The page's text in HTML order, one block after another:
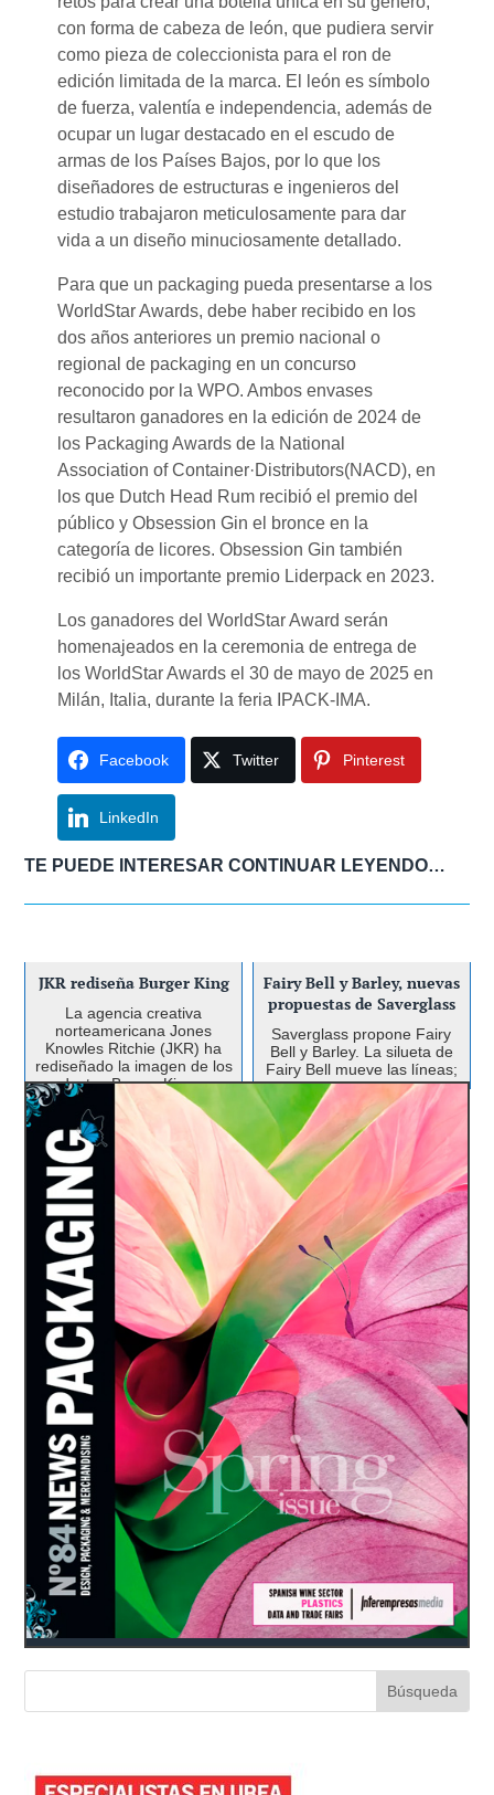
con forma de cabeza de león, que pudiera servir
como pieza de coleccionista para el ron de
edición limitada de la marca. El león es símbolo
de fuerza, valentía e independencia, además de
ocupar un lugar destacado en el escudo de
armas de los Países Bajos, por lo que los
diseñadores de estructuras e ingenieros del
estudio trabajaron meticulosamente para dar
vida a un diseño minuciosamente detallado.
Para que un packaging pueda presentarse a los
WorldStar Awards, debe haber recibido en los
dos años anteriores un premio nacional o
regional de packaging en un concurso
reconocido por la WPO. Ambos envases
resultaron ganadores en la edición de 2024 de
los Packaging Awards de la National
Association of Container·Distributors(NACD), en
los que Dutch Head Rum recibió el premio del
público y Obsession Gin el bronce en la
categoría de licores. Obsession Gin también
recibió un importante premio Liderpack en 2023.
Los ganadores del WorldStar Award serán
homenajeados en la ceremonia de entrega de
los WorldStar Awards el 30 de mayo de 2025 en
Milán, Italia, durante la feria IPACK-IMA.
Facebook Twitter Pinterest
LinkedIn
TE PUEDE INTERESAR CONTINUAR LEYENDO…
JKR rediseña Burger King
La agencia creativa
norteamericana Jones
Knowles Ritchie (JKR) ha
rediseñado la imagen de los
productos Burger King, una
actualización que se
extiende a la nueva imagen
de las tiendas y los unif...
Fairy Bell y Barley, nuevas
propuestas de Saverglass
Saverglass propone Fairy
Bell y Barley. La silueta de
Fairy Bell mueve las líneas;
una forma cónica invertida,
una altura baja de 237 mm,
un peso de vidrio optimizado
de 499 gramos y una base
con una...
IPE Industria Gráfica
ganadora de dos premios
en los FINAT Label
Competition 2018
IPE ha sido premiada por el
sleeve realizado para la
marca francesa Maxim´s de
Paris en la última edición de
los premios FINAT. El sleeve
destaca por la combinación
de tecnología de alto nivel y
la al...